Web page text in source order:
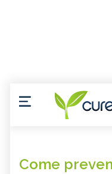
Come